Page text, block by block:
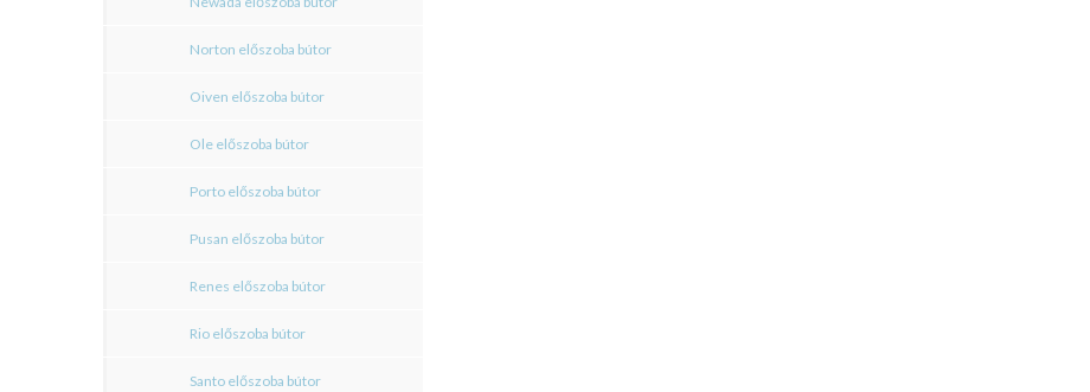
Norton előszoba bútor
Oiven előszoba bútor
Ole előszoba bútor
Porto előszoba bútor
Pusan előszoba bútor
Renes előszoba bútor
Rio előszoba bútor
Santo előszoba bútor